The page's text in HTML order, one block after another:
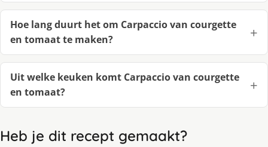
Hoe lang duurt het om Carpaccio van courgette
en tomaat te maken?
Uit welke keuken komt Carpaccio van courgette
en tomaat?
Heb je dit recept gemaakt?